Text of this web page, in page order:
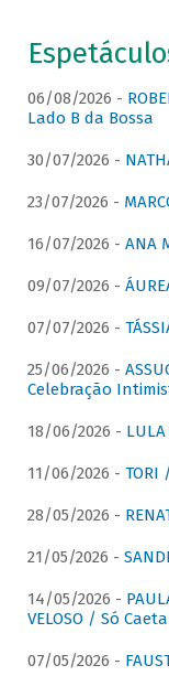
06/08/2026 -
Lado B da Bossa
30/07/2026 -
23/07/2026 -
16/07/2026 - ANA
09/07/2026 -
07/07/2026 -
25/06/2026 -
Celebração
18/06/2026 -
11/06/2026 - TORI
28/05/2026 -
21/05/2026 -
14/05/2026 -
VELOSO / Só
07/05/2026 -